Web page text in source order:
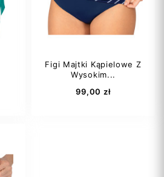
Dodaj do koszyka
Figi Majtki Kąpielowe Z
Wysokim...
99,00 zł